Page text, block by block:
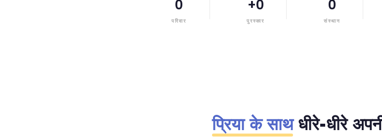
0
परिवार
+0
पुरस्कार
0
संस्थान
प्रिया के साथधीरे-धीरे